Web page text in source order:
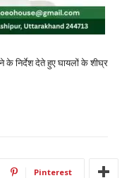
के निर्देश देते हुए घायलों के शीघ्र
Pinterest